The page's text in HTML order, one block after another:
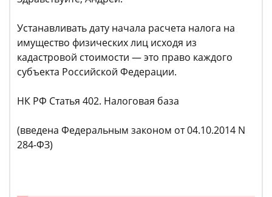
Устанавливать дату начала расчета налога на
имущество физических лиц исходя из
кадастровой стоимости — это право каждого
субъекта Российской Федерации.
НК РФ Статья 402. Налоговая база
(введена Федеральным законом от 04.10.2014 N
284-ФЗ)